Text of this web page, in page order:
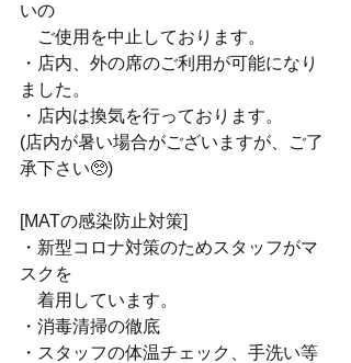
いの
ご使用を中止しております。
・店内、外の席のご利用が可能になり
ました。
・店内は換気を行っております。
(店内が暑い場合がございますが、ご了
承下さい🥺)
[MATの感染防止対策]
・新型コロナ対策のためスタッフがマ
スクを
着用しています。
・消毒清掃の徹底
・スタッフの体温チェック、手洗い等